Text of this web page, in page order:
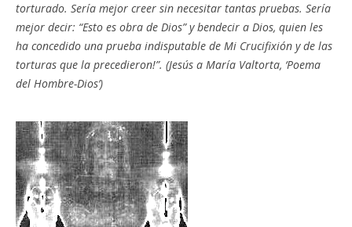
torturado. Sería mejor creer sin necesitar tantas pruebas. Sería
mejor decir: “Esto es obra de Dios” y bendecir a Dios, quien les
ha concedido una prueba indisputable de Mi Crucifixión y de las
torturas que la precedieron!”. (Jesús a María Valtorta, ‘Poema
del Hombre-Dios’)